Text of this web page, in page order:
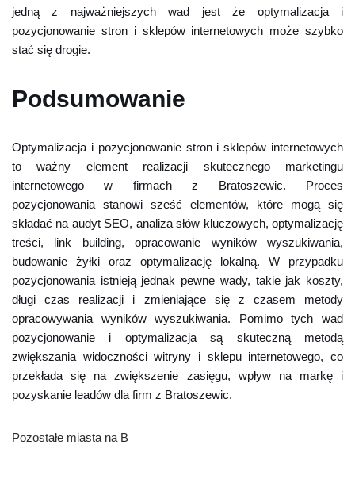
jedną z najważniejszych wad jest że optymalizacja i
pozycjonowanie stron i sklepów internetowych może szybko
stać się drogie.
Podsumowanie
Optymalizacja i pozycjonowanie stron i sklepów internetowych
to ważny element realizacji skutecznego marketingu
internetowego w firmach z Bratoszewic. Proces
pozycjonowania stanowi sześć elementów, które mogą się
składać na audyt SEO, analiza słów kluczowych, optymalizację
treści, link building, opracowanie wyników wyszukiwania,
budowanie żyłki oraz optymalizację lokalną. W przypadku
pozycjonowania istnieją jednak pewne wady, takie jak koszty,
długi czas realizacji i zmieniające się z czasem metody
opracowywania wyników wyszukiwania. Pomimo tych wad
pozycjonowanie i optymalizacja są skuteczną metodą
zwiększania widoczności witryny i sklepu internetowego, co
przekłada się na zwiększenie zasięgu, wpływ na markę i
pozyskanie leadów dla firm z Bratoszewic.
Pozostałe miasta na B